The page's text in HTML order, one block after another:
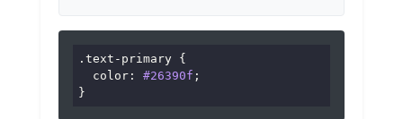
.text-primary {
color : #26390f ;
}